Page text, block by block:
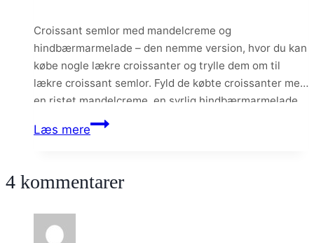
Croissant semlor med mandelcreme og
hindbærmarmelade – den nemme version, hvor du kan
købe nogle lækre croissanter og trylle dem om til
lækre croissant semlor. Fyld de købte croissanter med
en ristet mandelcreme, en syrlig hindbærmarmelade
og konditorcreme – så har du en hurtig og virkelig
lækker omgang croissant semlor.
Læs mereCroissant
mandelcreme
4 kommentarer